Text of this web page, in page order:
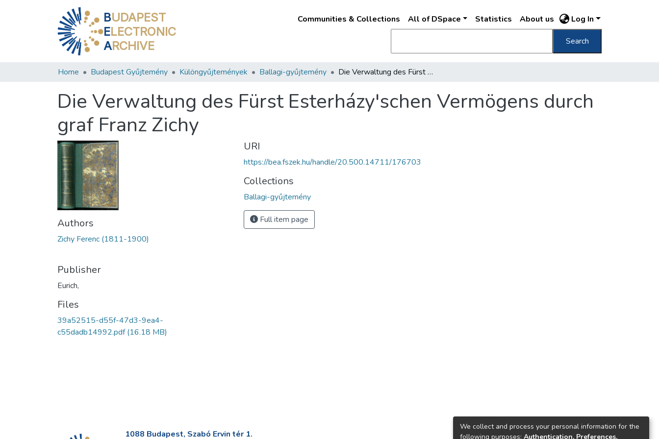
BUDAPEST
ELECTRONIC
ARCHIVE
Communities & Collections All of DSpace Statistics About us Log In
Search
Home Budapest Gyűjtemény Különgyűjtemények Ballagi-gyűjtemény Die Verwaltung des Fürst Esterházy'schen Vermögens durch graf Franz Zichy
Die Verwaltung des Fürst Esterházy'schen Vermögens durch
graf Franz Zichy
Authors
Zichy Ferenc (1811-1900)
Publisher
Eurich,
Files
39a52515-d55f-47d3-9ea4-
c55dadb14992.pdf(16.18 MB)
URI
https://bea.fszek.hu/handle/20.500.14711/176703
Collections
Ballagi-gyűjtemény
Full item page
1088 Budapest, Szabó Ervin tér 1.
We collect and process your personal information for the
following purposes: Authentication, Preferences,